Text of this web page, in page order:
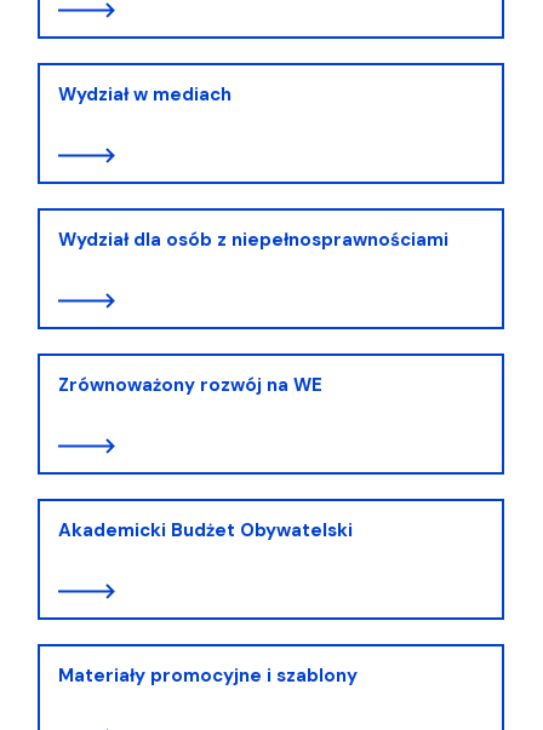
Wydział w mediach
Wydział dla osób z niepełnosprawnościami
Zrównoważony rozwój na WE
Akademicki Budżet Obywatelski
Materiały promocyjne i szablony